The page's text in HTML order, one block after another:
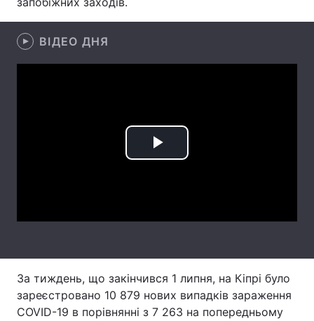
Цікавинки
Екологія
ВІДЕО ДНЯ
Play
За тиждень, що закінчився 1 липня, на Кіпрі було
зареєстровано 10 879 нових випадків зараження
COVID-19 в порівнянні з 7 263 на попередньому